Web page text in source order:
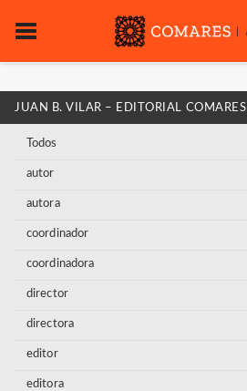
JUAN B. VILAR – EDITORIAL COMARES
Todos
autor
autora
coordinador
coordinadora
director
directora
editor
editora